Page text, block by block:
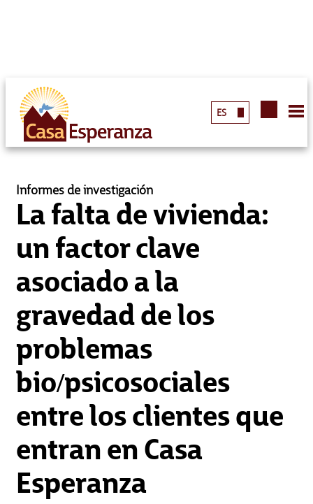
ES
Informes de investigación
La falta de vivienda:
un factor clave
asociado a la
gravedad de los
problemas
bio/psicosociales
entre los clientes que
entran en Casa
Esperanza